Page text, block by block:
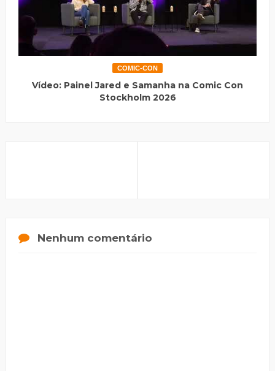
COMIC-CON
Vídeo: Painel Jared e Samanha na Comic Con
Stockholm 2026
Nenhum comentário